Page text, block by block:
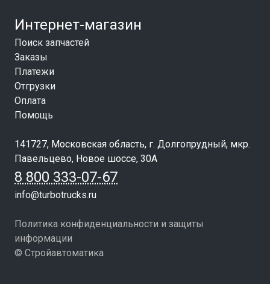
Интернет-магазин
Поиск запчастей
Заказы
Платежи
Отгрузки
Оплата
Помощь
141727, Московская область, г. Долгопрудный, мкр.
Павельцево, Новое шоссе, 30А
8 800 333-07-67
info@turbotrucks.ru
Политика конфиденциальности и защиты
информации
© Стройавтоматика